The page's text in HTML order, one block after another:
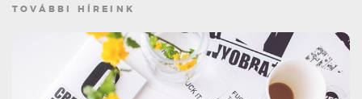
TOVÁBBI HÍREINK